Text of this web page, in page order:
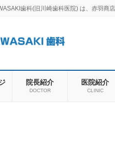
歯科(旧川崎歯科医院) は、赤羽商
院長紹介
DOCTOR
医院紹介
CLINIC